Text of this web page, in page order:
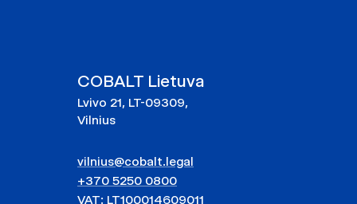
COBALT Lietuva
Lvivo 21, LT-09309,
Vilnius
vilnius@cobalt.legal
+370 5250 0800
VAT: LT100014609011